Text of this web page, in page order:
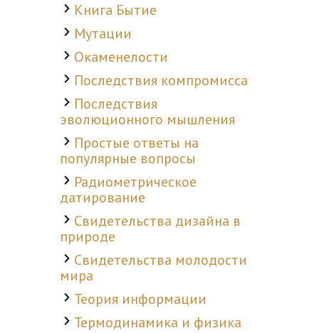
Книга Бытие
Мутации
Окаменелости
Последствия компромисса
Последствия
эволюционного мышления
Простые ответы на
популярные вопросы
Радиометрическое
датирование
Свидетельства дизайна в
природе
Свидетельства молодости
мира
Теория информации
Термодинамика и физика